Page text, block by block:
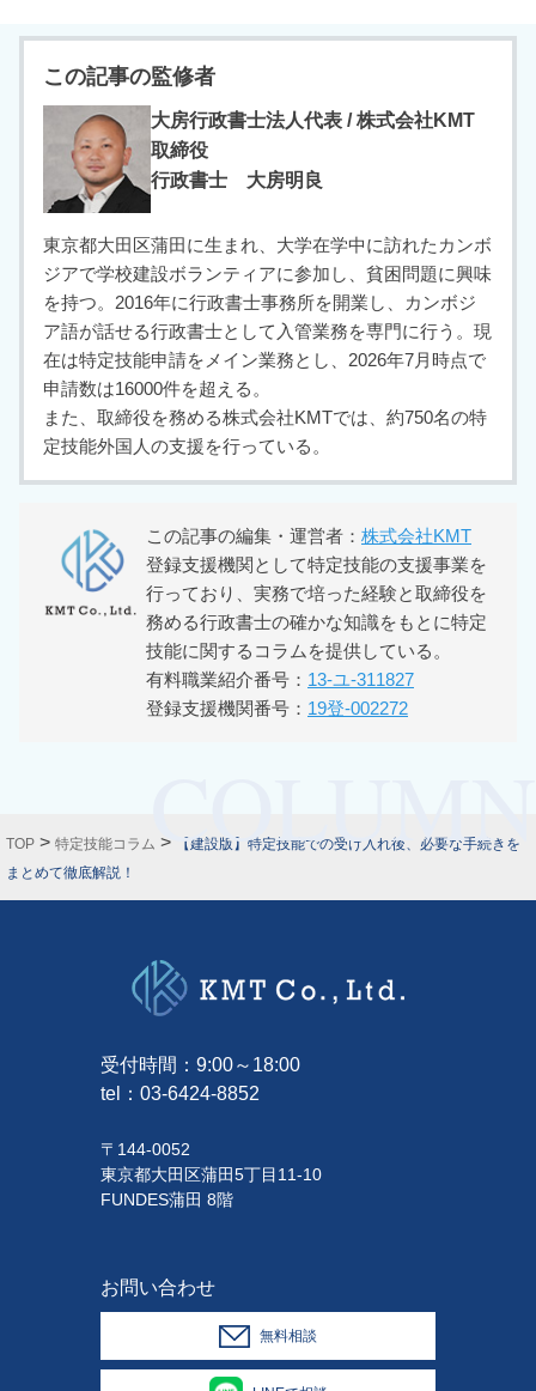
この記事の監修者
大房行政書士法人代表 / 株式会社KMT
取締役
行政書士 大房明良
東京都大田区蒲田に生まれ、大学在学中に訪れたカンボ
ジアで学校建設ボランティアに参加し、貧困問題に興味
を持つ。2016年に行政書士事務所を開業し、カンボジ
ア語が話せる行政書士として入管業務を専門に行う。現
在は特定技能申請をメイン業務とし、2026年7月時点で
申請数は16000件を超える。
また、取締役を務める株式会社KMTでは、約750名の特
定技能外国人の支援を行っている。
この記事の編集・運営者： 株式会社KMT
登録支援機関として特定技能の支援事業を
行っており、実務で培った経験と取締役を
務める行政書士の確かな知識をもとに特定
技能に関するコラムを提供している。
有料職業紹介番号： 13-ユ-311827
登録支援機関番号： 19登-002272
TOP > 特定技能コラム >
【建設版】特定技能での受け入れ後、必要な手続きを
まとめて徹底解説！
受付時間：9:00～18:00
tel： 03-6424-8852
〒144-0052
東京都大田区蒲田5丁目11-10
FUNDES蒲田 8階
お問い合わせ
無料相談